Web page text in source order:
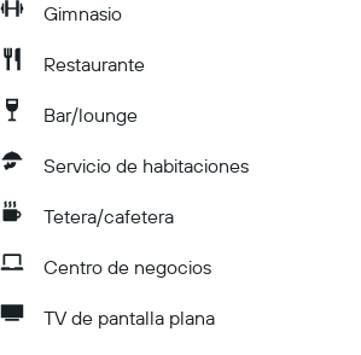
Gimnasio
Restaurante
Bar/lounge
Servicio de habitaciones
Tetera/cafetera
Centro de negocios
TV de pantalla plana